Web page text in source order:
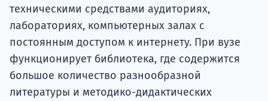
техническими средствами аудиториях,
лабораториях, компьютерных залах с
постоянным доступом к интернету. При вузе
функционирует библиотека, где содержится
большое количество разнообразной
литературы и методико-дидактических